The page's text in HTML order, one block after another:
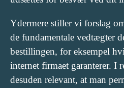
Ydermere stiller vi forslag
de fundamentale vedtægter
bestillingen, for eksempel
internet firmaet garanterer. I
desuden relevant, at man